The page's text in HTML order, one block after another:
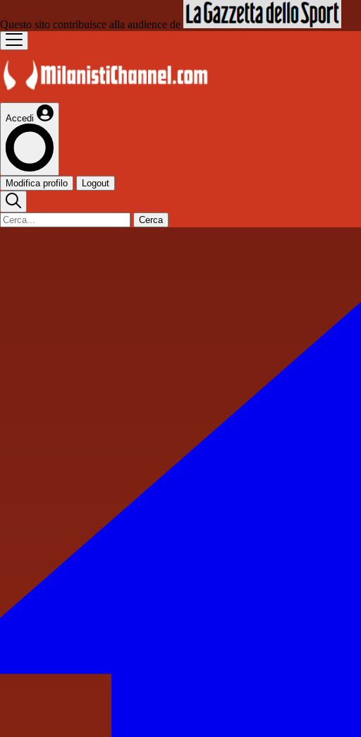
Questo sito contribuisce alla audience de
Accedi
Modifica profilo Logout
Cerca